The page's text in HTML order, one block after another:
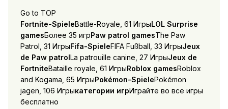
Go to TOP
Fortnite-SpieleBattle-Royale, 61 ИгрыLOL Surprise
gamesБолее 35 игрPaw patrol gamesThe Paw
Patrol, 31 ИгрыFifa-SpieleFIFA Fußball, 33 ИгрыJeux
de Paw patrolLa patrouille canine, 27 ИгрыJeux de
FortniteBataille royale, 61 ИгрыRoblox gamesRoblox
and Kogama, 65 ИгрыPokémon-SpielePokémon
jagen, 106 Игрыкатегории игрИграйте во все игры
бесплатно